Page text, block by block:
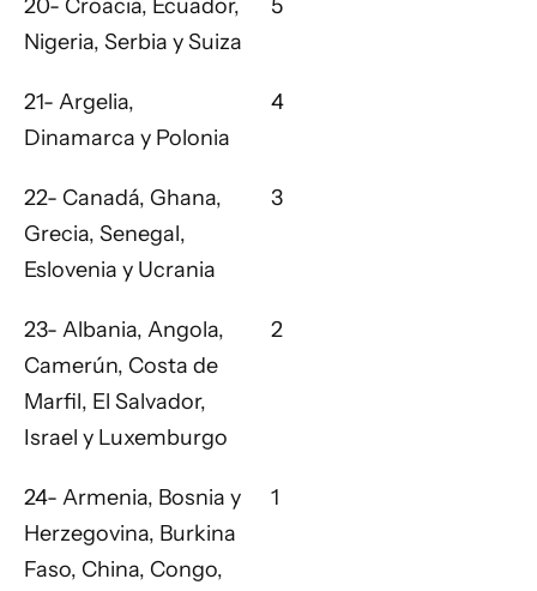
20- Croacia, Ecuador,
Nigeria, Serbia y Suiza
5
21- Argelia,
Dinamarca y Polonia
4
22- Canadá, Ghana,
Grecia, Senegal,
Eslovenia y Ucrania
3
23- Albania, Angola,
Camerún, Costa de
Marfil, El Salvador,
Israel y Luxemburgo
2
24- Armenia, Bosnia y
Herzegovina, Burkina
Faso, China, Congo,
1